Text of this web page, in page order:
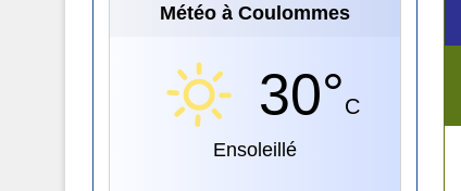
Météo à Coulommes
30°C
Ensoleillé